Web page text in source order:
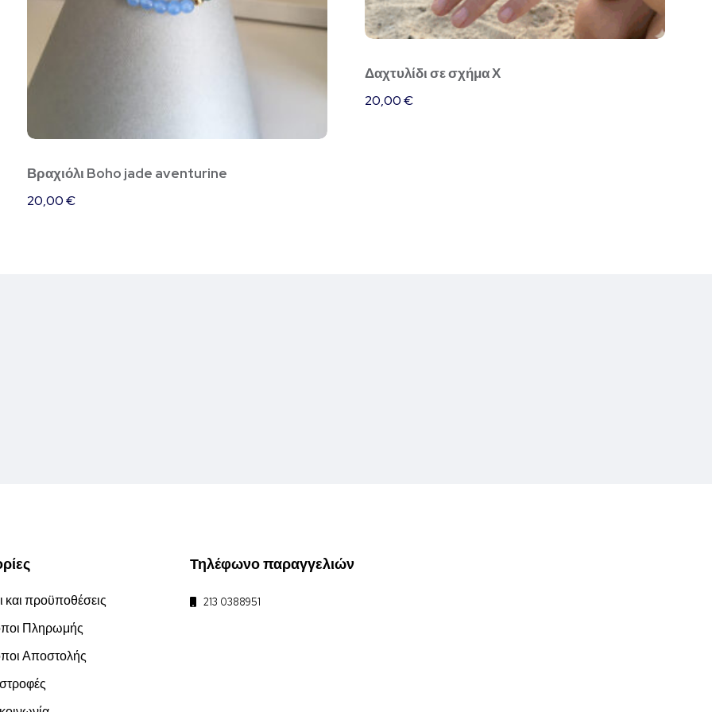
Βραχιόλι Boho jade aventurine
20,00€
Δαχτυλίδι σε σχήμα Χ
20,00€
και προϋποθέσεις
Πληρωμής
Αποστολής
Τηλέφωνο παραγγελιών
213 0388951